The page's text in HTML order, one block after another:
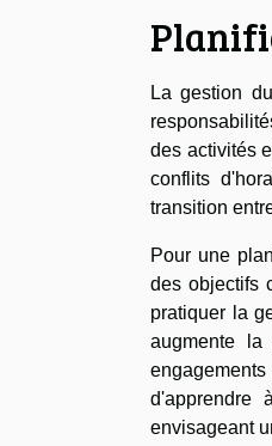
La gestion
des activités
conflits
transition
Pour une
des objectifs
pratiquer la
augmente
d'apprendre
envisageant